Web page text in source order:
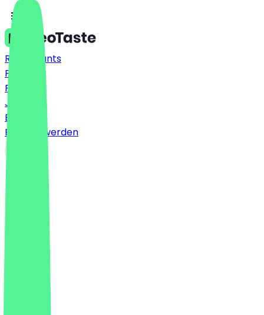
Restaurants
Preise
FAQ
Jobs
Blog
Partner werden